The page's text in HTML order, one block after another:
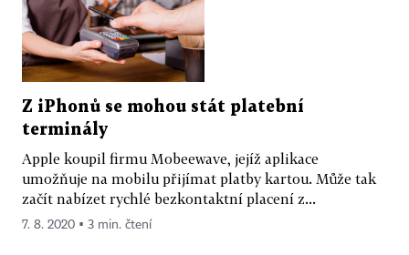
Z iPhonů se mohou stát platební
terminály
Apple koupil firmu Mobeewave, jejíž aplikace
umožňuje na mobilu přijímat platby kartou. Může tak
začít nabízet rychlé bezkontaktní placení z...
7. 8. 2020 ▪ 3 min. čtení